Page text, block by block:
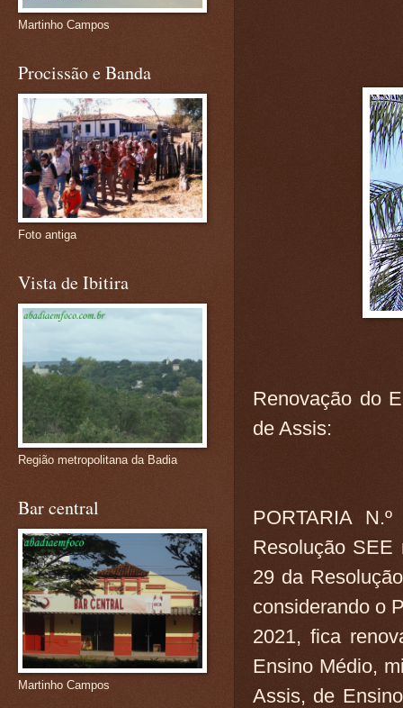
Renovação do
de Assis:
PORTARIA
Resolução SEE
29 da
considerando o
2021, fica
Ensino Médio,
Assis, de
Martinho Campos
Procissão e Banda
Foto antiga
Vista de Ibitira
Região metropolitana da Badia
Bar central
Martinho Campos